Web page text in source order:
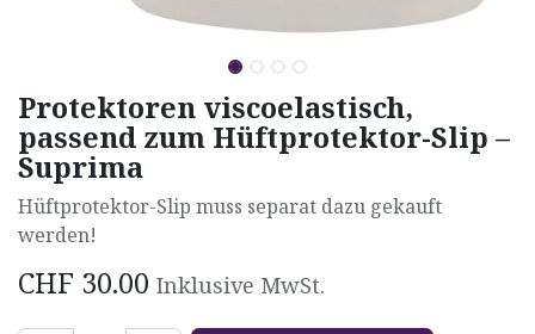
Protektoren viscoelastisch,
passend zum Hüftprotektor-Slip –
Suprima
Hüftprotektor-Slip muss separat dazu gekauft
werden!
CHF 30.00 Inklusive MwSt.